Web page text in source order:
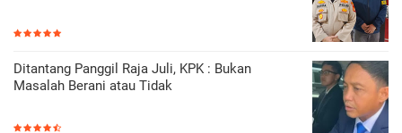
Ditantang Panggil Raja Juli, KPK : Bukan
Masalah Berani atau Tidak